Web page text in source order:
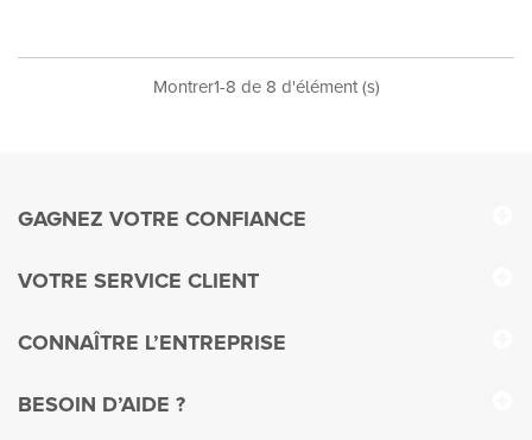
Montrer1-8 de 8 d'élément (s)
GAGNEZ VOTRE CONFIANCE
VOTRE SERVICE CLIENT
CONNAÎTRE L’ENTREPRISE
BESOIN D’AIDE ?